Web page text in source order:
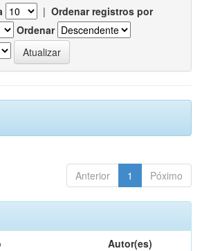
| Ordenar registros por
Ordenar
Anterior 1 Póximo
Autor(es)